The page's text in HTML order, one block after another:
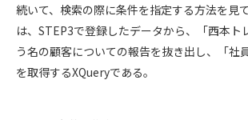
続いて、検索の際に条件を指定する方法を見
は、STEP3で登録したデータから、「西本ト
う名の顧客についての報告を抜き出し、「社
を取得するXQueryである。